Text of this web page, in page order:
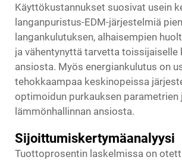
Käyttökustannukset suosivat usein
langanpuristus-EDM-järjestelmiä
langankulutuksen, alhaisempien
ja vähentynyttä tarvetta toissijaiselle
ansiosta. Myös energiankulutus on
tehokkaampaa keskinopeissa
optimoidun purkauksen parametrien
lämmönhallinnan ansiosta.
Sijoittumiskertymäanalyysi
Tuottoprosentin laskelmissa on